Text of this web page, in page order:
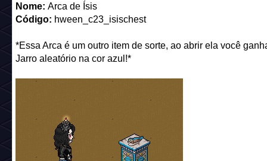
Nome: Arca de Ísis
Código: hween_c23_isischest
*Essa Arca é um outro item de sorte, ao abrir ela você
Jarro aleatório na cor azul!*